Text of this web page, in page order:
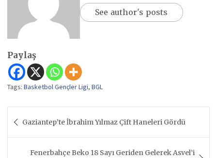
See author's posts
Paylaş
Tags: Basketbol Gençler Ligi, BGL
gezinmesi
Gaziantep’te İbrahim Yılmaz Çift Haneleri Gördü
Fenerbahçe Beko 18 Sayı Geriden Gelerek Asvel’i